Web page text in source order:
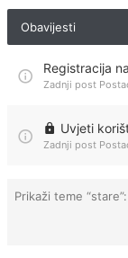
Obavijesti
Registracija
Zadnji post
Uvjeti
Zadnji post
Prikaži teme “stare”: